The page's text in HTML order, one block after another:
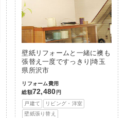
壁紙リフォームと一緒に襖も
張替え一度ですっきり|埼玉
県所沢市
リフォーム費用
総額72,480 円
戸建て
リビング・洋室
壁紙張り替え